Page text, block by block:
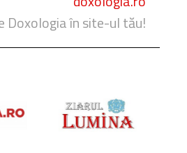
Doxologia în site-ul tău!